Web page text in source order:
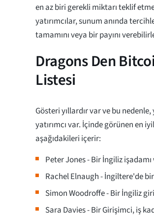
en az biri gerekli miktarı teklif
yatırımcılar, sunum anında
tamamını veya bir payını
Dragons Den
Listesi
Gösteri yıllardır var ve bu
yatırımcı var. İçinde görünen en
aşağıdakileri içerir:
Peter Jones - Bir İngiliz
Rachel Elnaugh - İngiltere'de
Simon Woodroffe - Bir İngiliz
Sara Davies - Bir Girişimci, iş